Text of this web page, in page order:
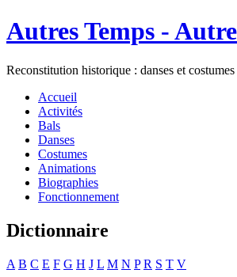
Autres Temps -
Reconstitution historique : danses et
Accueil
Activités
Bals
Danses
Costumes
Animations
Biographies
Fonctionnement
Dictionnaire
A B C E F G H J L M N P R S T V